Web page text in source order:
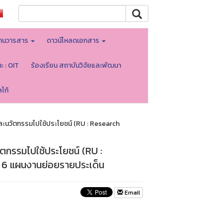
นวารสาร ดาวน์โหลดเอกสาร
: OIT ร้องเรียน สถาบันวิจัยและพัฒนา
ก้
วัตกรรมไปใช้ประโยชน์ (RU : Research
รรมไปใช้ประโยชน์ (RU :
แผนงานย่อยรายประเด็น
Email